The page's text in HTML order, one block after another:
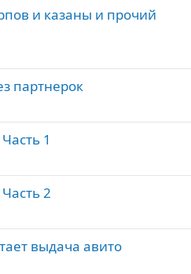
и казаны и прочий
партнерок
1
2
выдача авито